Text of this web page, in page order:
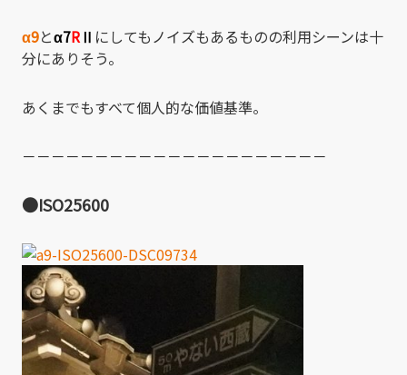
α9とα7RⅡ にしてもノイズもあるものの利用シーンは十
分にありそう。
あくまでもすべて個人的な価値基準。
－－－－－－－－－－－－－－－－－－－－－
●ISO25600